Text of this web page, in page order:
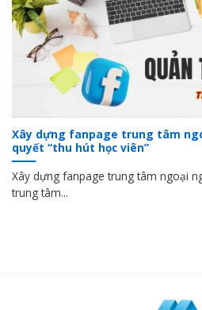
Xây dựng fanpage trung tâm
quyết “thu hút học viên”
Xây dựng fanpage trung tâm ngoại
trung tâm...